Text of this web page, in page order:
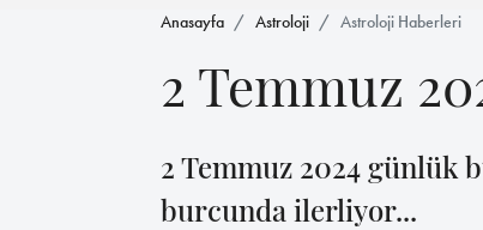
Anasayfa Astroloji Astroloji Haberleri
2 Temmuz
2 Temmuz 2024 günlük
burcunda ilerliyor...